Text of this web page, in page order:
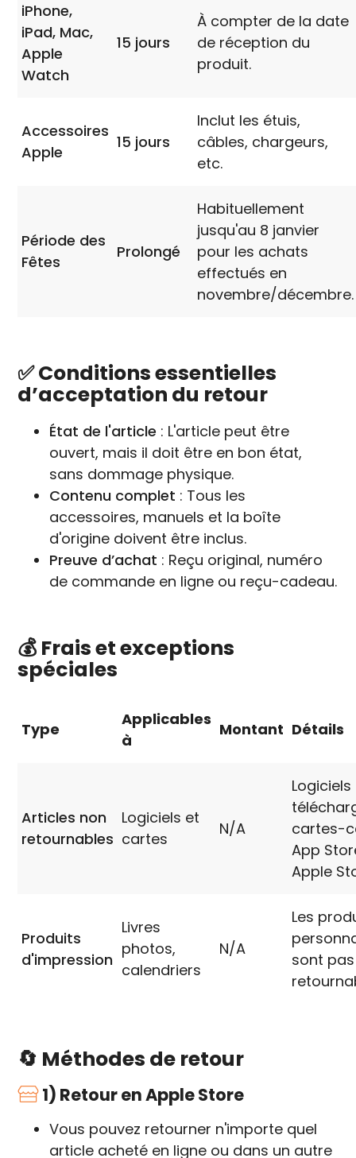
iPhone,
iPad, Mac,
Apple
Watch
15 jours
À compter de la date
de réception du
produit.
Accessoires
Apple
15 jours
Inclut les étuis,
câbles, chargeurs,
etc.
Période des
Fêtes
Prolongé
Habituellement
jusqu'au 8 janvier
pour les achats
effectués en
novembre/décembre.
✅ Conditions essentielles
d’acceptation du retour
État de l'article : L'article peut être
ouvert, mais il doit être en bon état,
sans dommage physique.
Contenu complet : Tous les
accessoires, manuels et la boîte
d'origine doivent être inclus.
Preuve d’achat : Reçu original, numéro
de commande en ligne ou reçu-cadeau.
💰 Frais et exceptions
spéciales
Type
Applicables
à
Montant Détails
Articles non
retournables
Logiciels et
cartes
N/A
cartes-
App
Apple
Produits
d'impression
Livres
photos,
calendriers
N/A
Les
sont pas
🔄 Méthodes de retour
1) Retour en Apple Store
Vous pouvez retourner n'importe quel
article acheté en ligne ou dans un autre